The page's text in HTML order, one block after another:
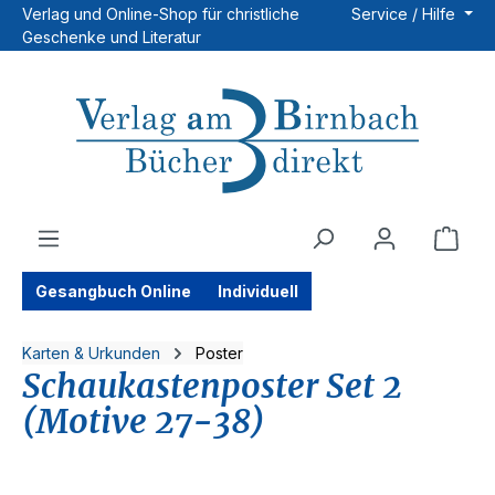
Zum Hauptinhalt springen
Verlag und Online-Shop für christliche
Geschenke und Literatur
Service / Hilfe
Gesangbuch Online Individuell
Karten & Urkunden Poster
Schaukastenposter Set 2
(Motive 27-38)